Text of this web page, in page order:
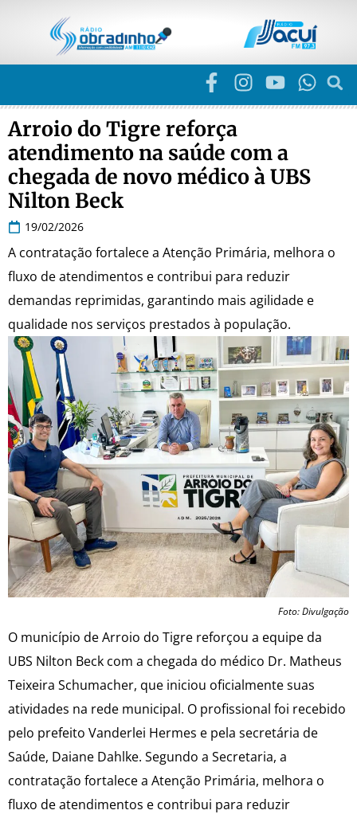
Arroio do Tigre reforça
atendimento na saúde com a
chegada de novo médico à UBS
Nilton Beck
19/02/2026
A contratação fortalece a Atenção Primária, melhora o
fluxo de atendimentos e contribui para reduzir
demandas reprimidas, garantindo mais agilidade e
qualidade nos serviços prestados à população.
Foto: Divulgação
O município de Arroio do Tigre reforçou a equipe da
UBS Nilton Beck com a chegada do médico Dr. Matheus
Teixeira Schumacher, que iniciou oficialmente suas
atividades na rede municipal. O profissional foi recebido
pelo prefeito Vanderlei Hermes e pela secretária de
Saúde, Daiane Dahlke. Segundo a Secretaria, a
contratação fortalece a Atenção Primária, melhora o
fluxo de atendimentos e contribui para reduzir